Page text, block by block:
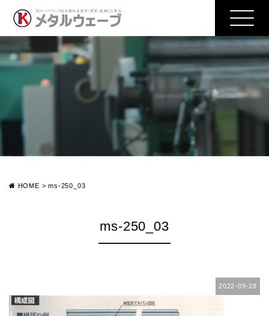
HOME >ms-250_03
ms-250_03
2022-09-28